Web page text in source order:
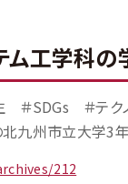
工学科の
＃SDGs ＃テ
州市立大学3年
212